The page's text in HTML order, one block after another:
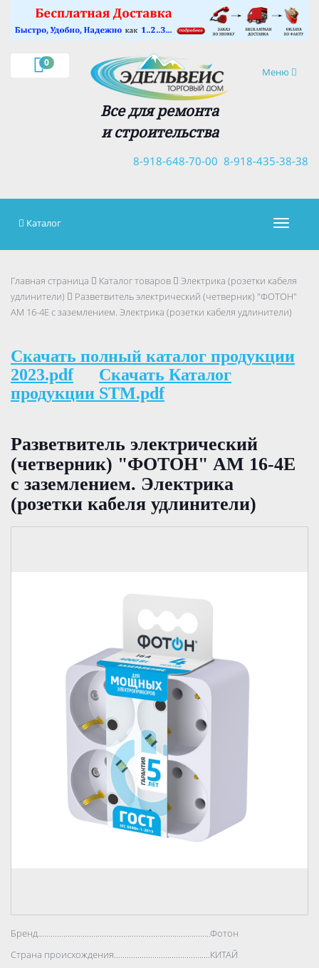
0
Навигация
Меню
Все для ремонта
и строительства
8-918-435-38-38
8-918-648-70-00
×
Каталог
Главная страница Каталог товаров
Электрика (розетки кабеля
удлинители)
Разветвитель электрический (четверник) "ФОТОН"
АМ 16-4Е с заземлением. Электрика (розетки кабеля удлинители)
Скачать полный каталог продукции
2023.pdf
Скачать Каталог
продукции STM.pdf
Разветвитель электрический
(четверник) "ФОТОН" АМ 16-4Е
с заземлением. Электрика
(розетки кабеля удлинители)
Бренд..................................................................................Фотон
Страна происхождения..................................................................................
КИТАЙ